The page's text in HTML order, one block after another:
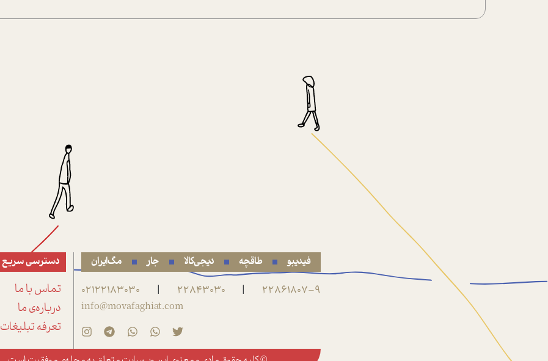
فیدیبو طاقچه دیجی‌کالا جار مگ‌ایران
22861807-9
|
22843030
|
02122183030
info@movafaghiat.com
دسترسی سریع
تماس با ما
درباره‌ی ما
تعرفه تبلیغات